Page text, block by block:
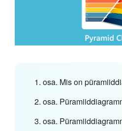
1. osa. Mis on
2. osa.
3. osa.